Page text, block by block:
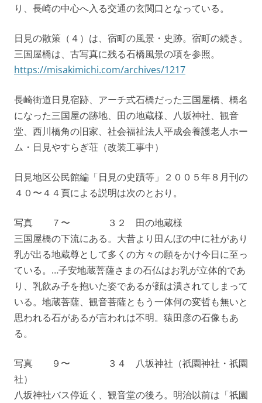
り、長崎の中心へ入る交通の玄関口となっている。
日見の散策（４）は、宿町の風景・史跡。宿町の続き。
三国屋橋は、古写真に残る石橋風景の項を参照。
https://misakimichi.com/archives/1217
長崎街道日見宿跡、アーチ式石橋だった三国屋橋、橋名
になった三国屋の跡地、田の地蔵様、八坂神社、観音
堂、西川橋角の旧家、社会福祉法人平成会養護老人ホー
ム・日見やすらぎ荘（改装工事中）
日見地区公民館編「日見の史蹟等」２００５年８月刊の
４０〜４４頁による説明は次のとおり。
写真 ７〜 ３２ 田の地蔵様
三国屋橋の下流にある。大昔より田んぼの中に社があり
乳が出る地蔵尊として多くの方々の願をかけ今日に至っ
ている。…子安地蔵菩薩さまの石仏はお乳が立体的であ
り、乳飲み子を抱いた姿であるが顔は潰されてしまって
いる。地蔵菩薩、観音菩薩ともう一体何の変哲も無いと
思われる石があるが言われは不明。猿田彦の石像もあ
る。
写真 ９〜 ３４ 八坂神社（祇園神社・祇園
社）
八坂神社バス停近く、観音堂の後ろ。明治以前は「祇園